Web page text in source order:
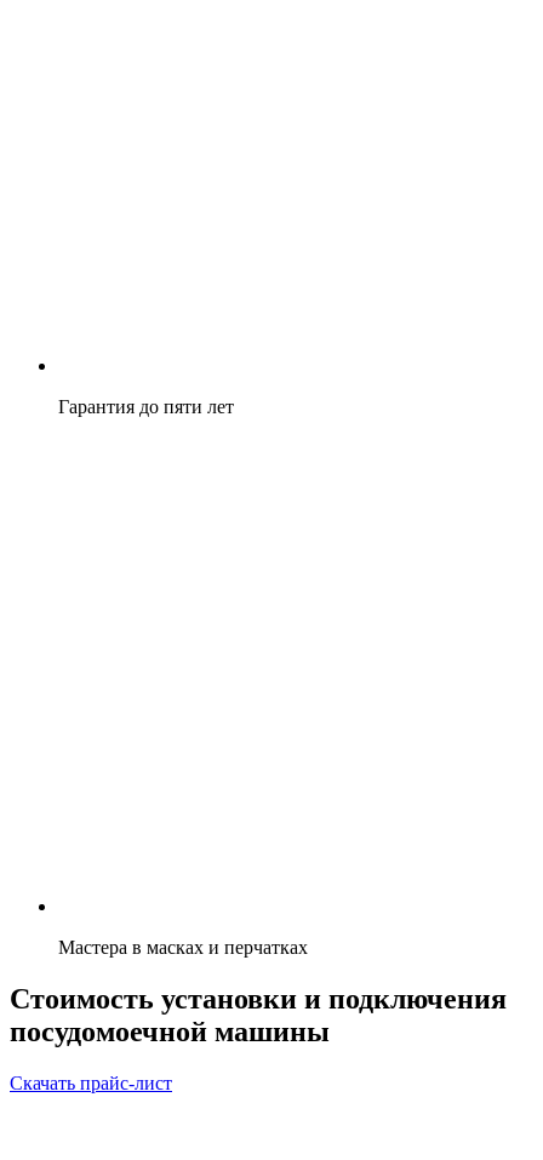
Гарантия до пяти лет
Мастера в масках и перчатках
Стоимость установки и подключения
посудомоечной машины
Скачать прайс-лист